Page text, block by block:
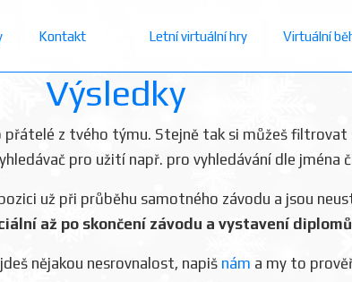
Kontakt Letní virtuální hry Virtuální
Výsledky
přátelé z tvého týmu. Stejně tak si můžeš
pro užití např. pro vyhledávání dle jména
už při průběhu samotného závodu a jsou
až po skončení závodu a vystavení
nějakou nesrovnalost, napiš nám a my to